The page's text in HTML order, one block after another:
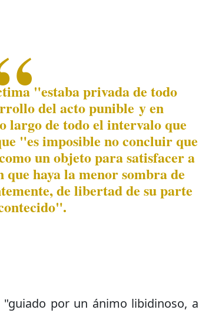
"estaba privada de todo
del acto punible y en
largo de todo el intervalo que
"es imposible no concluir que
un objeto para satisfacer a
que haya la menor sombra de
de libertad de su parte
por un ánimo libidinoso, a